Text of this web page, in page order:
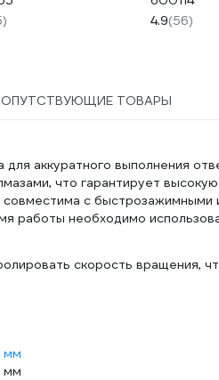
4.9(56)
ТОВАРЫ
аккуратного выполнения
что гарантирует
совместима с
работы необходимо
скорость вращения,
мм
мм